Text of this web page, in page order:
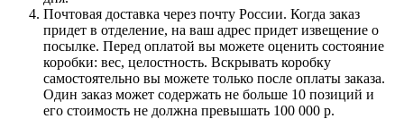
Почтовая доставка через почту России. Когда заказ
придет в отделение, на ваш адрес придет извещение о
посылке. Перед оплатой вы можете оценить состояние
коробки: вес, целостность. Вскрывать коробку
самостоятельно вы можете только после оплаты заказа.
Один заказ может содержать не больше 10 позиций и
его стоимость не должна превышать 100 000 р.